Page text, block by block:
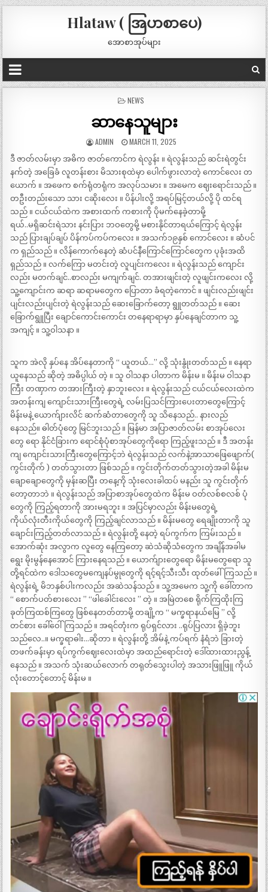
Hlataw ( အြပာစာပေ)
အောစာအုပ်များ
POSTED
NEWS
ဆာနေသူများ
ADMIN MARCH 11, 2025
ဒီ ဇာတ်လမ်းမှာ အဓိက ဇာတ်ကောင်က ရဲလွန်း ။ ရဲလွန်းသည် ဆင်းရဲတွင်း
နက်တဲ့ အခြေခံ လူတန်းစား မိသားစုထဲမှာ ပေါက်ဖွားလာတဲ့ ကောင်လေး တ
ယောက် ။ အဖေက စက်ရုံတရုံက အလုပ်သမား ။ အမေက ဈေးရောင်းသည် ။
တဦးတည်းသော သား ငဆိုးလေး ။ ပိန်ပါးလို့ အရပ်မြင့်တယ်လို့ ပို ထင်ရ
သည် ။ ငယ်ငယ်ထဲက အစားထက် ကစားကို ပိုမက်နေခဲ့တာမို့
ရယ်..မရှိဆင်းရဲသား နင်းပြား ဘဝတွေမို့ မစားနိုင်တာရယ်ကြောင့် ရဲလွန်း
သည် ပြားချပ်ချပ် ပိန်ကပ်ကပ်ကလေး ။ အသက်၁၉နှစ် ကောင်လေး ။ ဆံပင်
က ရှည်သည် ။ လိန်ကောက်နေတဲ့ ဆံပင်နီကြောင်ကြောင်တွေက ပုခုံးအထိ
ရှည်သည် ။ လက်ကြော မတင်းတဲ့ လူပျင်းကလေး ။ ရဲလွန်းသည် ကျောင်း
လည်း မတက်ချင်..စာလည်း မကျက်ချင်. တအားဖျင်းတဲ့ လူဖျင်းကလေး လို့
သူ့ကျောင်းက ဆရာ ဆရာမတွေက ပြောတာ ခံရတဲ့ကောင် ။ ဖျင်းလည်းဖျင်း
ပျင်းလည်းပျင်းတဲ့ ရဲလွန်းသည် ဆေးခြောက်တော့ ရွူတတ်သည် ။ ဆေး
ခြောက်ရွူပြီး ချောင်ကောင်းကောင်း တနေရာရာမှာ နှပ်နေချင်တာက သူ့
အကျင့် ။ သူ့ဝါသနာ ။
သူက အဲလို နှပ်နေ အိပ်နေတာကို “ ယူတယ်…” လို့ သုံးနွုံးတတ်သည် ။ နေရာ
ယူနေသည် ဆိုတဲ့ အဓိပ္ပါယ် တဲ့ ။ သူ ဝါသနာ ပါတာက မိန်းမ ။ မိန်းမ ဝါသနာ
ကြီး တဏှာက တအားကြီးတဲ့ နှာဘူးလေး ။ ရဲလွန်းသည် ငယ်ငယ်လေးထဲက
အတန်းကျ ကျောင်းသားကြီးတွေရဲ့ လမ်းပြသင်ကြားပေးတာတွေကြောင့်
မိန်းမနဲ့ ယောက်ျားလိင် ဆက်ဆံတာတွေကို သူ သိနေသည်.. နားလည်
နေသည်။ ဓါတ်ပုံတွေ မြင်ဘူးသည် ။ မြန်မာ အပြာဇာတ်လမ်း စာအုပ်လေး
တွေ ရော နိုင်ငံခြားက ရောင်စုံပုံစာအုပ်တွေကိုရော ကြည့်ဖူးသည် ။ ဒီ အတန်း
ကျ ကျောင်းသားကြီးတွေကြောင့်ဘဲ ရဲလွန်းသည် လက်နဲ့အာသာဖြေဖျောက်(
ကွင်းတိုက် ) တတ်သွားတာ ဖြစ်သည် ။ ကွင်းတိုက်တတ်သွားတဲ့အခါ မိန်းမ
ချောချောတွေကို မှန်းဆပြီး တနေ့ကို သုံးလေးခါထပ် မနည်း သူ ကွင်းတိုက်
တော့တာဘဲ ။ ရဲလွန်းသည် အပြာစာအုပ်တွေထဲက မိန်းမ ဝတ်လစ်စလစ် ပုံ
တွေကို ကြည့်ရတာကို အားမရဘူး ။ အပြင်မှာလည်း မိန်းမတွေရဲ့
ကိုယ်လုံးတီးကိုယ်တွေကို ကြည့်ချင်လာသည် ။ မိန်းမတွေ ရေချိုးတာကို သူ
ချောင်းကြည့်တတ်လာသည် ။ ရဲလွန်းတို့ နေတဲ့ ရပ်ကွက်က ကြမ်းသည် ။
အောက်ဆုံး အလွာက လူတွေ နေကြတော့ ဆဲသံဆိုသံတွေက အချိန်အခါမ
ရွေး မိုးမွန်နေအောင် ကြားနေရသည် ။ ယောက်ျားတွေရော မိန်းမတွေရော သူ
တို့ရင်ထဲက ဒေါသတွေမကျေနပ်မွုတွေကို ရင့်ရင့်သီးသီး ထုတ်ဖေါ်ကြသည် ။
ရဲလွန်းရဲ့ မိဘနှစ်ပါးကလည်း အဆဲသန်သည် ။ သူ့အမေက သူ့ကို ခေါ်တာက
“ စောက်ပတ်စားလေး ” “ဖါခေါင်းလေး ” တဲ့ ။ အမြဲတစေ ရိုက်ကြထိုးကြ
ခုတ်ကြထစ်ကြတွေ ဖြစ်နေတတ်တာမို့ တချို့က “ မက္ခရာနယ်မြေ ” လို့
တင်စား ခေါ်ဝေါ်ကြသည် ။ အရင်တုံးက ရုပ်ရှင်လား ..ရုပ်ပြလား ရှိခဲ့ဘူး
သည်လေ..။ မက္ခရာဓါး…ဆိုတာ ။ ရဲလွန်းတို့ အိမ်နဲ့ ကပ်ရက် နံရံဘဲ ခြားတဲ့
တဖက်ခန်းမှာ ရပ်ကွက်ဈေးလေးထဲမှာ အထည်ရောင်းတဲ့ ဒေါ်ထားထားညွန့်
နေသည် ။ အသက် သုံးဆယ်လောက် တရုတ်သွေးပါတဲ့ အသားဖြူဖြူ ကိုယ်
လုံးတောင့်တောင့် မိန်းမ ။